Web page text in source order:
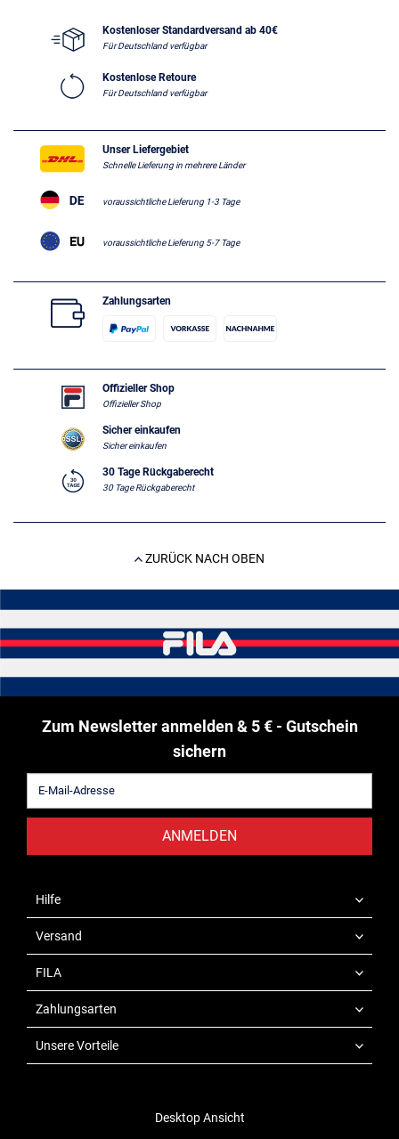
Kostenloser Standardversand ab 40€
Für Deutschland verfügbar
Kostenlose Retoure
Für Deutschland verfügbar
Unser Liefergebiet
Schnelle Lieferung in mehrere Länder
voraussichtliche Lieferung 1-3 Tage
voraussichtliche Lieferung 5-7 Tage
Zahlungsarten
Offizieller Shop
Offizieller Shop
Sicher einkaufen
Sicher einkaufen
30 Tage Rückgaberecht
30 Tage Rückgaberecht
ZURÜCK NACH OBEN
Zum Newsletter anmelden & 5 € - Gutschein
sichern
ANMELDEN
Hilfe
Versand
FILA
Zahlungsarten
Unsere Vorteile
Desktop Ansicht